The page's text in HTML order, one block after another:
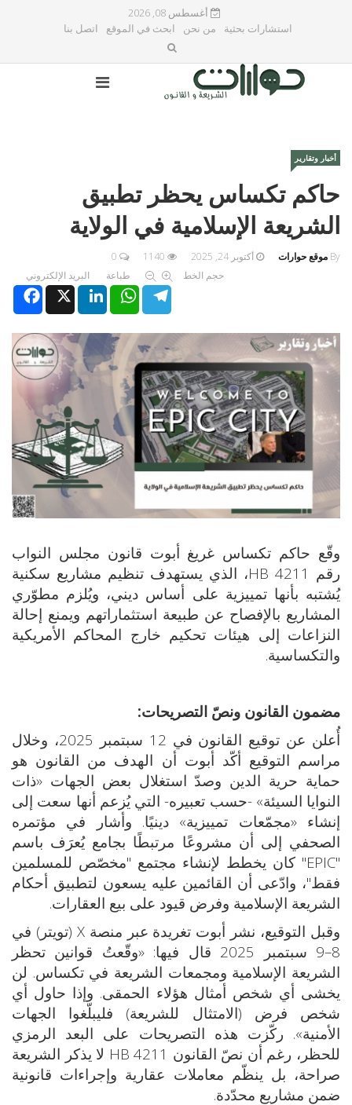
أغسطس 08, 2026
استشارات بحثية
من نحن ابحث في الموقع اتصل بنا
أخبار وتقارير
حاكم تكساس يحظر تطبيق
الشريعة الإسلامية في الولاية
By موقع حوارات أكتوبر 24, 2025
0
حجم الخط
طباعة
البريد الإلكتروني
XLinkedInWhatsAppTelegram
وقّع حاكم تكساس غريغ أبوت قانون مجلس النواب
رقم HB 4211، الذي يستهدف تنظيم مشاريع سكنية
يُشتبه بأنها تمييزية على أساس ديني، ويُلزم مطوّري
المشاريع بالإفصاح عن طبيعة استثماراتهم ويمنع إحالة
النزاعات إلى هيئات تحكيم خارج المحاكم الأمريكية
والتكساسية.
مضمون القانون ونصّ التصريحات:
أُعلن عن توقيع القانون في 12 سبتمبر 2025، وخلال
مراسم التوقيع أكّد أبوت أن الهدف من القانون هو
حماية حرية الدين وصدّ استغلال بعض الجهات «ذات
النوايا السيئة» -حسب تعبيره- التي يُزعم أنها سعت إلى
إنشاء «مجمّعات تمييزية» دينيًا. وأشار في مؤتمره
الصحفي إلى أن مشروعًا مرتبطًا بجامع يُعرَف باسم
"EPIC" كان يخطط لإنشاء مجتمع "مخصّص للمسلمين
فقط"، وادّعى أن القائمين عليه يسعون لتطبيق أحكام
الشريعة الإسلامية وفرض قيود على بيع العقارات.
وقبل التوقيع، نشر أبوت تغريدة عبر منصة X (تويتر) في
8–9 سبتمبر 2025 قال فيها: «وقّعتُ قوانين تحظر
الشريعة الإسلامية ومجمعات الشريعة في تكساس. لن
يخشى أي شخص أمثال هؤلاء الحمقى. وإذا حاول أي
شخص فرض (الامتثال للشريعة) فليبلّغوا الجهات
الأمنية». ركّزت هذه التصريحات على البعد الرمزي
للحظر، رغم أن نصّ القانون HB 4211 لا يذكر الشريعة
صراحة، بل ينظّم معاملات عقارية وإجراءات قانونية
ضمن مشاريع محدّدة.